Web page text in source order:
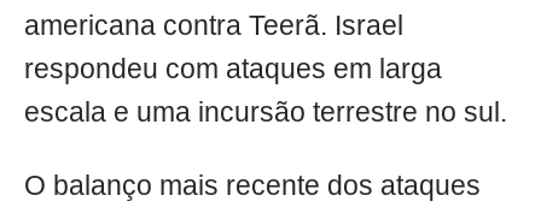
americana contra Teerã. Israel
respondeu com ataques em larga
escala e uma incursão terrestre no sul.
O balanço mais recente dos ataques